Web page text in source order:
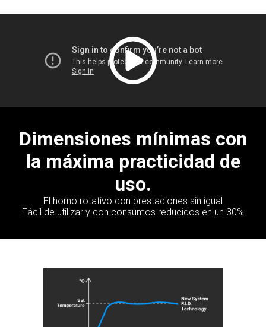
Dimensiones mínimas con
la máxima practicidad de
uso.
El horno rotativo con prestaciones sin igual
Fácil de utilizar y con consumos reducidos en un 30%